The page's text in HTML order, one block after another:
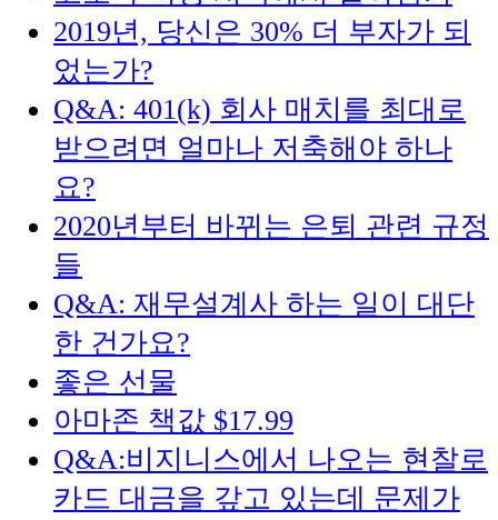
2019년, 당신은 30% 더 부자가 되
었는가?
Q&A: 401(k) 회사 매치를 최대로
받으려면 얼마나 저축해야 하나
요?
2020년부터 바뀌는 은퇴 관련 규정
들
Q&A: 재무설계사 하는 일이 대단
한 건가요?
좋은 선물
아마존 책값 $17.99
Q&A:비지니스에서 나오는 현찰로
카드 대금을 갚고 있는데 문제가